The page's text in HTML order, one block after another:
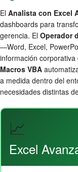
El Analista con Excel
dashboards para
gerencia. El Operador
—Word, Excel,
información
Macros VBA
a medida dentro del
necesidades distintas
📈
Excel